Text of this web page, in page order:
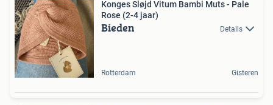
Konges Sløjd Vitum Bambi Muts - Pale
Rose (2-4 jaar)
Bieden Details
Rotterdam Gisteren